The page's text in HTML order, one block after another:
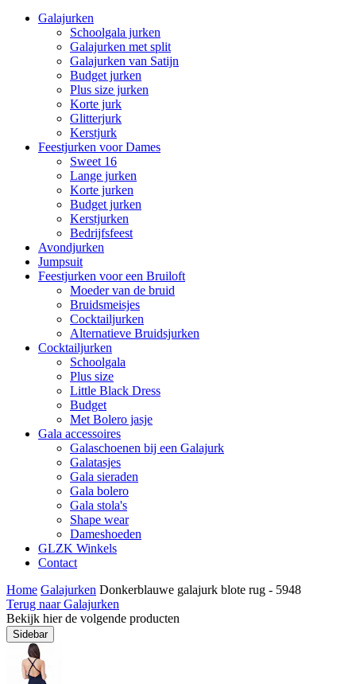
Galajurken
Schoolgala jurken
Galajurken met split
Galajurken van Satijn
Budget jurken
Plus size jurken
Korte jurk
Glitterjurk
Kerstjurk
Feestjurken voor Dames
Sweet 16
Lange jurken
Korte jurken
Budget jurken
Kerstjurken
Bedrijfsfeest
Avondjurken
Jumpsuit
Feestjurken voor een Bruiloft
Moeder van de bruid
Bruidsmeisjes
Cocktailjurken
Alternatieve Bruidsjurken
Cocktailjurken
Schoolgala
Plus size
Little Black Dress
Budget
Met Bolero jasje
Gala accessoires
Galaschoenen bij een Galajurk
Galatasjes
Gala sieraden
Gala bolero
Gala stola's
Shape wear
Dameshoeden
GLZK Winkels
Contact
Home Galajurken Donkerblauwe galajurk blote rug - 5948
Terug naar Galajurken
Bekijk hier de volgende producten
Sidebar